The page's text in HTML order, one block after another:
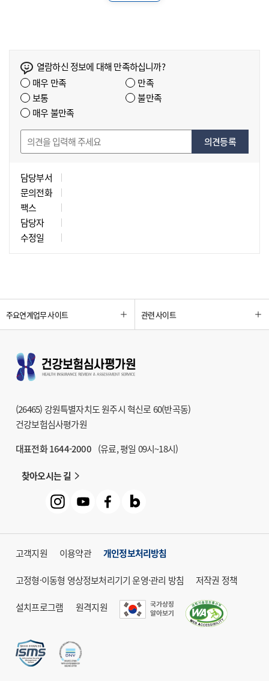
열람하신 정보에 대해 만족하십니까?
매우 만족
만족
보통
불만족
매우 불만족
의견등록
담당부서
문의전화
팩스
담당자
수정일
주요연계업무 사이트 관련 사이트
(26465) 강원특별자치도 원주시 혁신로 60(반곡동)
건강보험심사평가원
대표전화 1644-2000 (유료, 평일 09시~18시)
찾아오시는 길
고객지원 이용약관 개인정보처리방침
고정형·이동형 영상정보처리기기 운영·관리 방침 저작권 정책
설치프로그램 원격지원